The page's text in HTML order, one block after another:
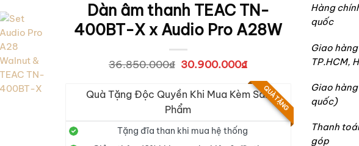
Dàn âm thanh TEAC TN-
400BT-X x Audio Pro A28W
36.850.000₫ Giá
36.850.000₫.
30.900.000₫
tại
là:
30.900.000₫.
QUÀ TẶNG
Quà Tặng Độc Quyền Khi Mua Kèm Sản
Phẩm
Tặng đĩa than khi mua hệ thống
Hàng
quốc
Giao
TP.HCM,
Giao
quốc)
Thanh
góp